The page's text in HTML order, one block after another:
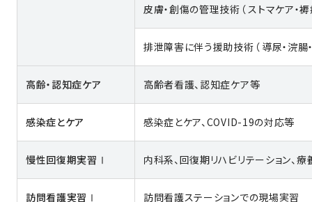
皮膚・創傷の管理技術（ ストマケア・
排泄障害に伴う援助技術（ 導尿・浣腸
高齢・認知症ケア 高齢者看護、認知症ケア等
感染症とケア 感染症とケア、COVID-19の対応等
慢性回復期実習Ⅰ 内科系、回復期リハビリテーション、
訪問看護実習Ⅰ 訪問看護ステーションでの現場実習